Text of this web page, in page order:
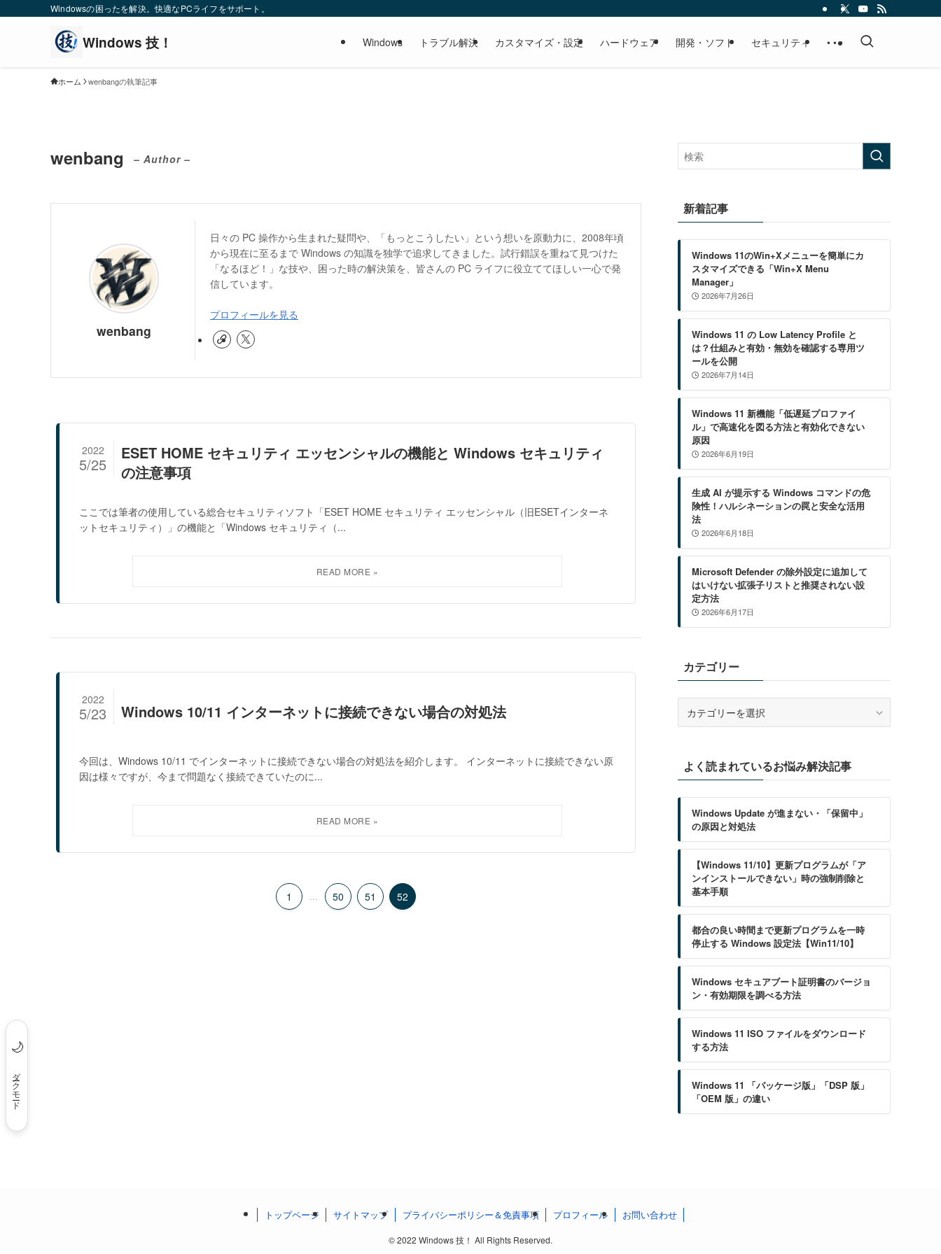
Windowsの困ったを解決。快適なPCライフをサポート。
Windows トラブル解決 カスタマイズ・設定 ハードウェア 開発・ソフト セキュリティ • • •
🌙
ダークモード
ホーム wenbangの執筆記事
wenbang – Author –
wenbang
日々の PC 操作から生まれた疑問や、「もっとこうしたい」という想いを原動力に、2008年頃
から現在に至るまで Windows の知識を独学で追求してきました。試行錯誤を重ねて見つけた
「なるほど！」な技や、困った時の解決策を、皆さんの PC ライフに役立ててほしい一心で発
信しています。
プロフィールを見る
ESET HOME セキュリティ エッセンシャルの機能と Windows セキュリティ
の注意事項
2022
5/25
ここでは筆者の使用している総合セキュリティソフト「ESET HOME セキュリティ エッセンシャル（旧ESETインターネ
ットセキュリティ）」の機能と「Windows セキュリティ（...
Windows 10/11 インターネットに接続できない場合の対処法
2022
5/23
今回は、Windows 10/11 でインターネットに接続できない場合の対処法を紹介します。 インターネットに接続できない原
因は様々ですが、今まで問題なく接続できていたのに...
1 ... 50 51 52
新着記事
Windows 11のWin+Xメニューを簡単にカ
スタマイズできる「Win+X Menu
Manager」
2026年7月26日
Windows 11 の Low Latency Profile と
は？仕組みと有効・無効を確認する専用ツ
ールを公開
2026年7月14日
Windows 11 新機能「低遅延プロファイ
ル」で高速化を図る方法と有効化できない
原因
2026年6月19日
生成 AI が提示する Windows コマンドの危
険性！ハルシネーションの罠と安全な活用
法
2026年6月18日
Microsoft Defender の除外設定に追加して
はいけない拡張子リストと推奨されない設
定方法
2026年6月17日
カテゴリー
ーよく読まれているお悩み解決記事
Windows Update が進まない・「保留中」
の原因と対処法
【Windows 11/10】更新プログラムが「ア
ンインストールできない」時の強制削除と
基本手順
都合の良い時間まで更新プログラムを一時
停止する Windows 設定法【Win11/10】
Windows セキュアブート証明書のバージョ
ン・有効期限を調べる方法
Windows 11 ISO ファイルをダウンロード
する方法
Windows 11 「パッケージ版」「DSP 版」
「OEM 版」の違い
トップページ サイトマップ プライバシーポリシー＆免責事項 プロフィール お問い合わせ
©2022 Windows 技！ All Rights Reserved.